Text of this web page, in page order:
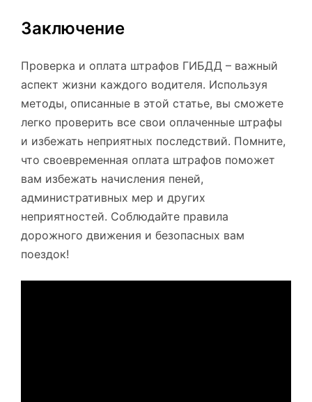
Заключение
Проверка и оплата штрафов ГИБДД – важный
аспект жизни каждого водителя. Используя
методы, описанные в этой статье, вы сможете
легко проверить все свои оплаченные штрафы
и избежать неприятных последствий. Помните,
что своевременная оплата штрафов поможет
вам избежать начисления пеней,
административных мер и других
неприятностей. Соблюдайте правила
дорожного движения и безопасных вам
поездок!